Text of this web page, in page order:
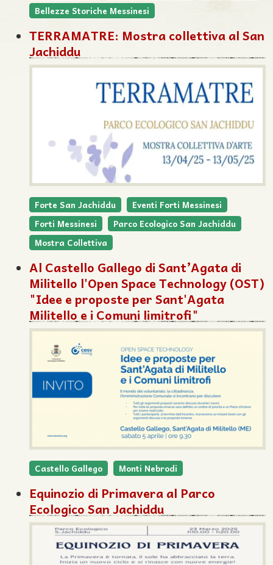
Bellezze Storiche Messinesi
TERRAMATRE: Mostra collettiva al San
Jachiddu
Forte San Jachiddu
Eventi Forti Messinesi
Forti Messinesi
Parco Ecologico San Jachiddu
Mostra Collettiva
Al Castello Gallego di Sant’Agata di
Militello l'Open Space Technology (OST)
"Idee e proposte per Sant'Agata
Militello e i Comuni limitrofi"
Castello Gallego Monti Nebrodi
Equinozio di Primavera al Parco
Ecologico San Jachiddu